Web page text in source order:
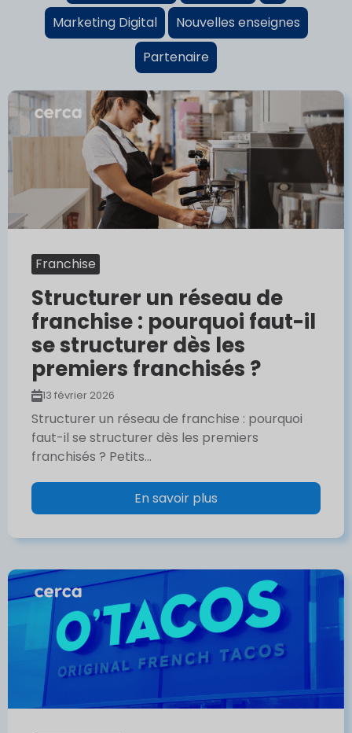
Marketing Digital
Nouvelles enseignes
Partenaire
Franchise
Structurer un réseau de
franchise : pourquoi faut-il
se structurer dès les
premiers franchisés ?
13 février 2026
Structurer un réseau de franchise : pourquoi
faut-il se structurer dès les premiers
franchisés ? Petits...
En savoir plus